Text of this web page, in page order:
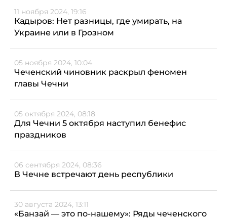
11 ноября 2024, 19:16
Кадыров: Нет разницы, где умирать, на
Украине или в Грозном
05 ноября 2024, 10:04
Чеченский чиновник раскрыл феномен
главы Чечни
05 октября 2024, 08:18
Для Чечни 5 октября наступил бенефис
праздников
06 сентября 2024, 08:36
В Чечне встречают день республики
30 августа 2024, 13:11
«Банзай — это по-нашему»: Ряды чеченского